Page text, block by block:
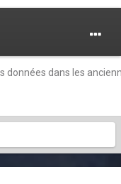
données dans les